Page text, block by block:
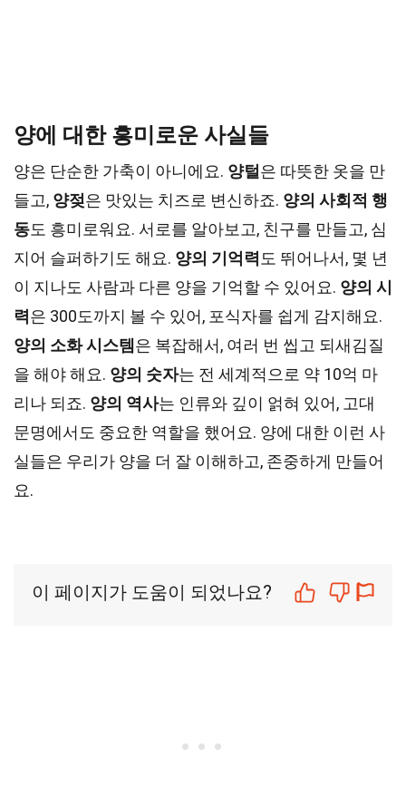
양에 대한 흥미로운 사실들
양은 단순한 가축이 아니에요. 양털 은 따뜻한 옷을 만
들고, 양젖은 맛있는 치즈로 변신하죠. 양의 사회적 행
동도 흥미로워요. 서로를 알아보고, 친구를 만들고, 심
지어 슬퍼하기도 해요. 양의 기억력 도 뛰어나서, 몇 년
이 지나도 사람과 다른 양을 기억할 수 있어요. 양의 시
력은 300도까지 볼 수 있어, 포식자를 쉽게 감지해요.
양의 소화 시스템 은 복잡해서, 여러 번 씹고 되새김질
을 해야 해요. 양의 숫자는 전 세계적으로 약 10억 마
리나 되죠. 양의 역사는 인류와 깊이 얽혀 있어, 고대
문명에서도 중요한 역할을 했어요. 양에 대한 이런 사
실들은 우리가 양을 더 잘 이해하고, 존중하게 만들어
요.
이 페이지가 도움이 되었나요?